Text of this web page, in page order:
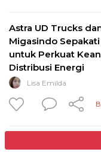
Astra UD Trucks
Migasindo
untuk Perkuat
Distribusi Energi
Lisa Emilda